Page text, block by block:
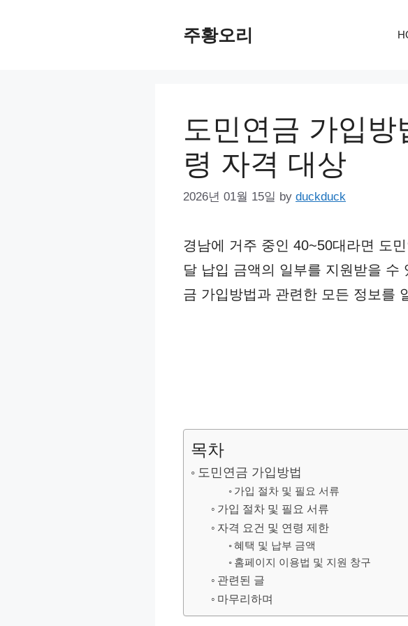
주황오리
도민연금 가입방
령 자격 대상
2026년 01월 15일 by duckduck
경남에 거주 중인 40~50대라면 도
달 납입 금액의 일부를 지원받을 수
금 가입방법과 관련한 모든 정보를
목차
도민연금 가입방법
가입 절차 및 필요 서류
가입 절차 및 필요 서류
자격 요건 및 연령 제한
혜택 및 납부 금액
홈페이지 이용법 및 지원 창구
관련된 글
마무리하며